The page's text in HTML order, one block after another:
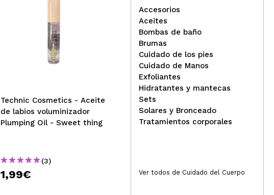
Technic Cosmetics - Aceite
de labios voluminizador
Plumping Oil - Sweet thing
(3)
1,99€
Danessa Myricks Beauty -
Yummy Skin Blurring Balm
Powder Flushed - Jubilee
35,00€
Accesorios
Aceites
Bombas de baño
Brumas
Cuidado de los pies
Cuidado de Manos
Exfoliantes
Hidratantes y mantecas
Sets
Solares y Bronceado
Tratamientos corporales
Ver todos de Cuidado del Cuerpo